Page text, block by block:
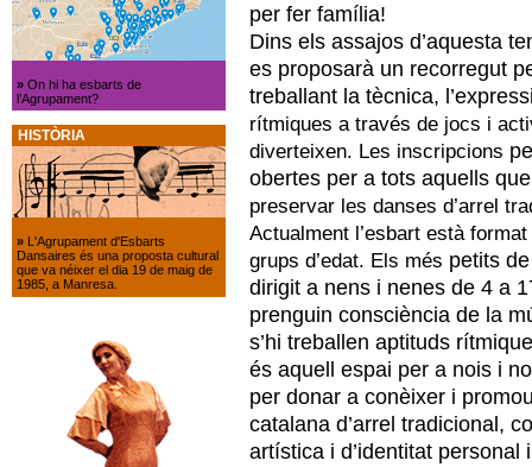
per fer família!
Dins els assajos d’aquesta
es proposarà un recorregut
treballant la tècnica,
rítmiques a través de jocs i
diverteixen. Les inscripcions
obertes per a tots aquells
preservar les danses d’arrel
Actualment l’esbart està
grups d’edat. Els més petits
dirigit a nens i nenes de 4 a
prenguin consciència de la
s’hi treballen aptituds
és aquell espai per a nois i
per donar a conèixer i
catalana d’arrel tradicional,
artística i d’identitat personal
»On hi ha esbarts de
l’Agrupament?
HISTÒRIA
» L'Agrupament d'Esbarts
Dansaires és una proposta cultural
que va néixer el dia 19 de maig de
1985, a Manresa.